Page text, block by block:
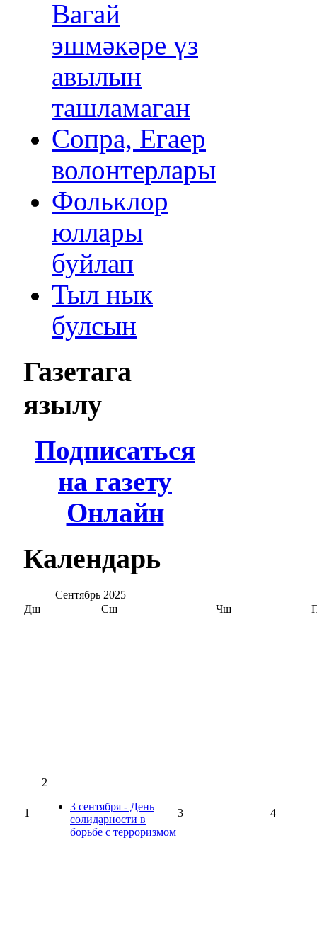
Вагай
эшмәкәре үз
авылын
ташламаган
Сопра, Егаер
волонтерлары
Фольклор
юллары
буйлап
Тыл нык
булсын
Газетага
язылу
Подписаться
на газету
Онлайн
Календарь
Сентябрь 2025
Дш
Сш Чш
1
2
3 сентября - День
солидарности в
борьбе с терроризмом
3 4